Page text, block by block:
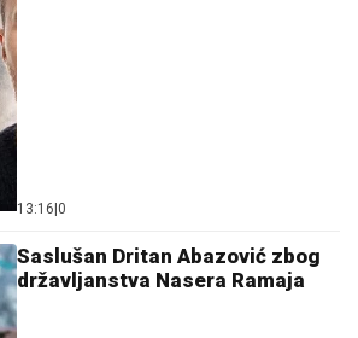
13:16|0
Saslušan Dritan Abazović zbog
državljanstva Nasera Ramaja